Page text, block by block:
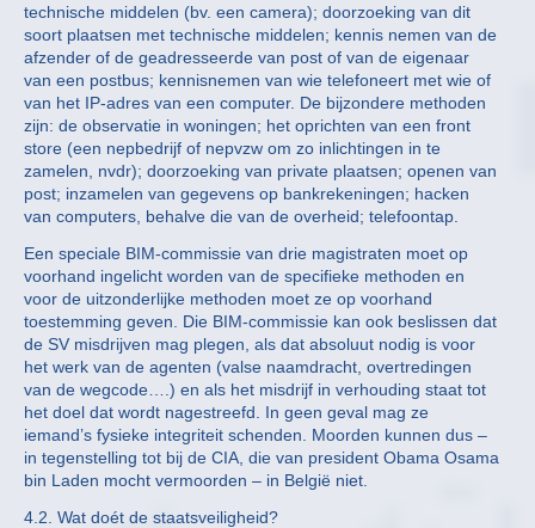
technische middelen (bv. een camera); doorzoeking van dit
soort plaatsen met technische middelen; kennis nemen van de
afzender of de geadresseerde van post of van de eigenaar
van een postbus; kennisnemen van wie telefoneert met wie of
van het IP-adres van een computer. De bijzondere methoden
zijn: de observatie in woningen; het oprichten van een front
store (een nepbedrijf of nepvzw om zo inlichtingen in te
zamelen, nvdr); doorzoeking van private plaatsen; openen van
post; inzamelen van gegevens op bankrekeningen; hacken
van computers, behalve die van de overheid; telefoontap.
Een speciale BIM-commissie van drie magistraten moet op
voorhand ingelicht worden van de specifieke methoden en
voor de uitzonderlijke methoden moet ze op voorhand
toestemming geven. Die BIM-commissie kan ook beslissen dat
de SV misdrijven mag plegen, als dat absoluut nodig is voor
het werk van de agenten (valse naamdracht, overtredingen
van de wegcode….) en als het misdrijf in verhouding staat tot
het doel dat wordt nagestreefd. In geen geval mag ze
iemand’s fysieke integriteit schenden. Moorden kunnen dus –
in tegenstelling tot bij de CIA, die van president Obama Osama
bin Laden mocht vermoorden – in België niet.
4.2. Wat doét de staatsveiligheid?